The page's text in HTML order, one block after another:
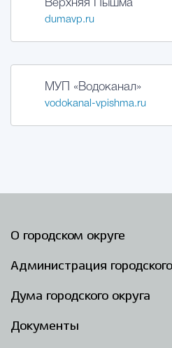
Верхняя Пышма
dumavp.ru
МУП «Водоканал»
vodokanal-vpishma.ru
О городском округе
Администрация
Дума городского округа
Документы